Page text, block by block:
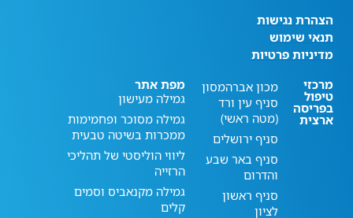
הצהרת נגישות
תנאי שימוש
מדיניות פרטיות
מרכזי
טיפול
בפריסה
ארצית
מכון אברהמסון
סניף עין ורד
(מטה ראשי)
סניף ירושלים
סניף באר שבע
והדרום
סניף ראשון
לציון
מפת אתר
גמילה מעישון
גמילה מסוכר ופחמימות
ממכרות בשיטה טבעית
ליווי הוליסטי של תהליכי
הרזייה
גמילה מקנאביס וסמים
קלים